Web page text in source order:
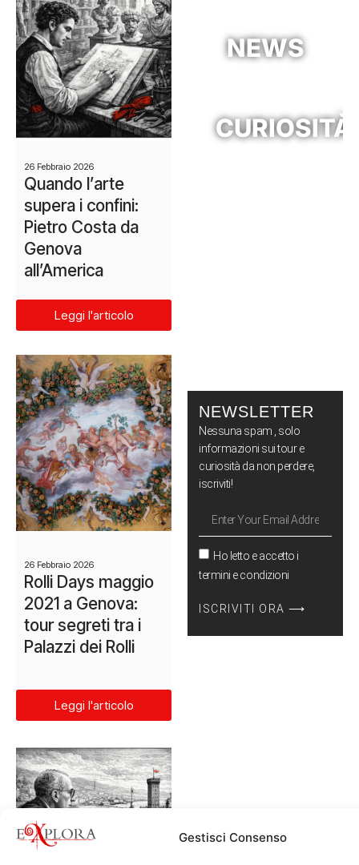
Gestisci Consenso
26 Febbraio 2026
Quando l’arte
supera i confini:
Pietro Costa da
Genova
all’America
Leggi l'articolo
26 Febbraio 2026
Rolli Days maggio
2021 a Genova:
tour segreti tra i
Palazzi dei Rolli
Leggi l'articolo
NEWS
CURIOSITÀ
NEWSLETTER
Nessuna spam , solo
informazioni sui tour e
curiosità da non perdere,
iscriviti!
Ho letto e accetto i
termini e condizioni
ISCRIVITI ORA ⟶